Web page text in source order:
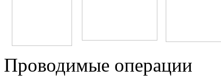
Проводимые операции